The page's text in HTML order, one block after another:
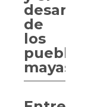
desarrollo
de
los
pueblos
mayas